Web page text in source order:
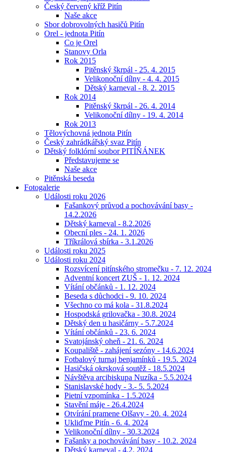
Český červený kříž Pitín
Naše akce
Sbor dobrovolných hasičů Pitín
Orel - jednota Pitín
Co je Orel
Stanovy Orla
Rok 2015
Pitěnský škrpál - 25. 4. 2015
Velikonoční dílny - 4. 4. 2015
Dětský karneval - 8. 2. 2015
Rok 2014
Pitěnský škrpál - 26. 4. 2014
Velikonoční dílny - 19. 4. 2014
Rok 2013
Tělovýchovná jednota Pitín
Český zahrádkářský svaz Pitín
Dětský folklórní soubor PITÍŇÁNEK
Představujeme se
Naše akce
Pitěnská beseda
Fotogalerie
Události roku 2026
Fašankový průvod a pochovávání basy -
14.2.2026
Dětský karneval - 8.2.2026
Obecní ples - 24. 1. 2026
Tříkrálová sbírka - 3.1.2026
Události roku 2025
Události roku 2024
Rozsvícení pitínského stromečku - 7. 12. 2024
Adventní koncert ZUŠ - 1. 12. 2024
Vítání občánků - 1. 12. 2024
Beseda s důchodci - 9. 10. 2024
Všechno co má kola - 31.8.2024
Hospodská grilovačka - 30.8. 2024
Dětský den u hasičárny - 5.7.2024
Vítání občánků - 23. 6. 2024
Svatojánský oheň - 21. 6. 2024
Koupaliště - zahájení sezóny - 14.6.2024
Fotbalový turnaj benjamínků - 19.5. 2024
Hasičská okrsková soutěž - 18.5.2024
Návštěva arcibiskupa Nuzíka - 5.5.2024
Stanislavské hody - 3.- 5. 5.2024
Pietní vzpomínka - 1.5.2024
Stavění máje - 26.4.2024
Otvírání pramene Olšavy - 20. 4. 2024
Ukliďme Pitín - 6. 4. 2024
Velikonoční dílny - 30.3.2024
Fašanky a pochovávání basy - 10.2. 2024
Dětský karneval - 4.2. 2024